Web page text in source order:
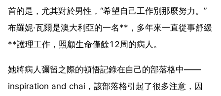
首的是，尤其對於男性，“希望自己工作別那麼努力。”
布羅妮·瓦爾是澳大利亞的一名**，多年來一直從事舒緩
**護理工作，照顧生命僅餘12周的病人。
她將病人彌留之際的頓悟記錄在自己的部落格中——
inspiration and chai，該部落格引起了很多注意，因